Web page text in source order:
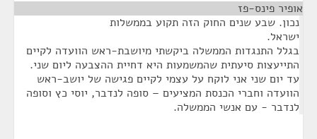
אופיר פינס-פז
נכון. שבע שנים החוק הזה תקוע בממשלות
ישראל.
בגלל התנגדות הממשלה ביקשתי מיושבת-ראש הוועדה לקיים
התייעצות סיעתית שהמשמעות היא דחיית ההצבעה ליום שני.
עד יום שני אני לוקח על עצמי לקיים פגישה של יושב-ראש
הוועדה וחברי הכנסת המציעים – סופה לנדבר, יוסי כץ וסופה
לנדבר - עם אנשי הממשלה.